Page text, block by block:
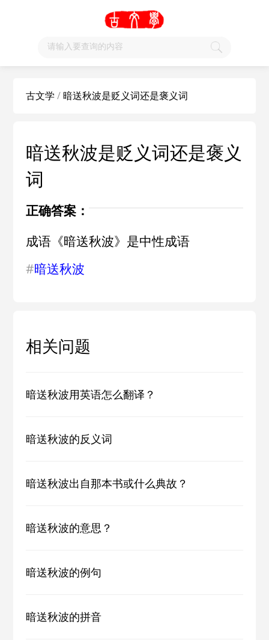
古文学 /暗送秋波是贬义词还是褒义词
暗送秋波是贬义词还是褒义
词
正确答案：
成语《暗送秋波》是中性成语
#暗送秋波
相关问题
暗送秋波用英语怎么翻译？
暗送秋波的反义词
暗送秋波出自那本书或什么典故？
暗送秋波的意思？
暗送秋波的例句
暗送秋波的拼音